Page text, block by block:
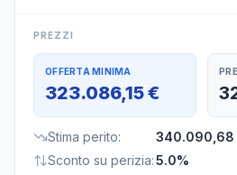
PREZZI
OFFERTA MINIMA
323.086,15 €
Stima perito:
340.090,68
Sconto su perizia:5.0%